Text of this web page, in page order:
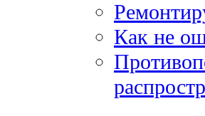
Как не